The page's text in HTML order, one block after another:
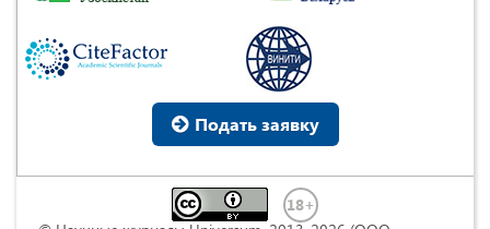
Подать заявку